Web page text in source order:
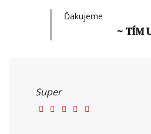
Ďakujeme
~ TÍM
Super